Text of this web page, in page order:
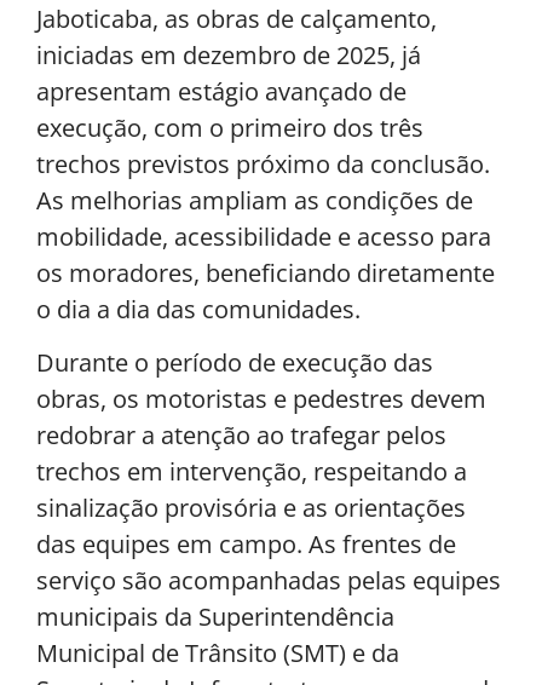
Jaboticaba, as obras de calçamento,
iniciadas em dezembro de 2025, já
apresentam estágio avançado de
execução, com o primeiro dos três
trechos previstos próximo da conclusão.
As melhorias ampliam as condições de
mobilidade, acessibilidade e acesso para
os moradores, beneficiando diretamente
o dia a dia das comunidades.
Durante o período de execução das
obras, os motoristas e pedestres devem
redobrar a atenção ao trafegar pelos
trechos em intervenção, respeitando a
sinalização provisória e as orientações
das equipes em campo. As frentes de
serviço são acompanhadas pelas equipes
municipais da Superintendência
Municipal de Trânsito (SMT) e da